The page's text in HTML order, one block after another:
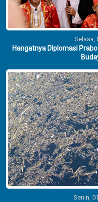
Selasa,
Hangatnya Diplomasi
Senin,